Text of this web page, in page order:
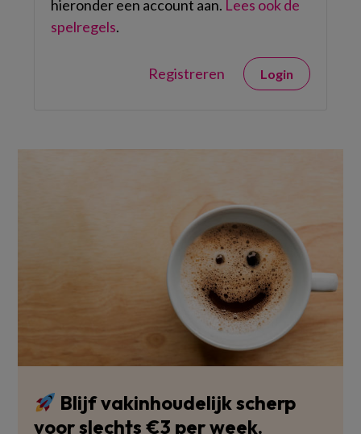
hieronder een account aan. Lees ook de
spelregels.
Registreren Login
Blijf vakinhoudelijk scherp
voor slechts €3 per week.